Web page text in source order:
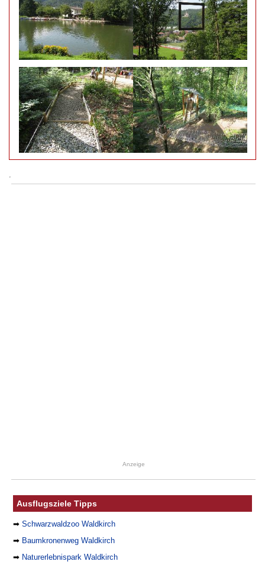
Anzeige
Ausflugsziele Tipps
➡Schwarzwaldzoo Waldkirch
➡ Baumkronenweg Waldkirch
➡ Naturerlebnispark Waldkirch